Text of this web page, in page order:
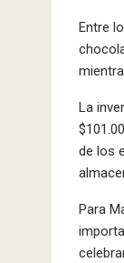
Entre
La
de los
Para